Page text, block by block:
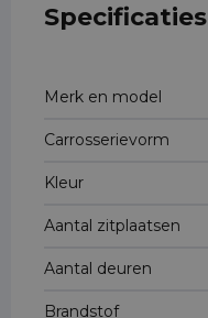
Specificaties
Merk en model
Carrosserievorm
Kleur
Aantal zitplaatsen
Aantal deuren
Brandstof